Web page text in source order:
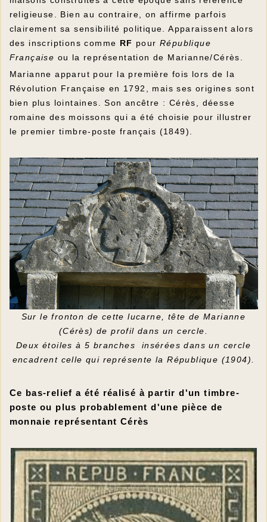
religieuse. Bien au contraire, on affirme parfois
clairement sa sensibilité politique. Apparaissent alors
des inscriptions comme RF pour République
Française ou la représentation de Marianne/Cérès.
Marianne apparut pour la première fois lors de la
Révolution Française en 1792, mais ses origines sont
bien plus lointaines. Son ancêtre : Cérès, déesse
romaine des moissons qui a été choisie pour illustrer
le premier timbre-poste français (1849).
Sur le fronton de cette lucarne, tête de Marianne
(Cérès) de profil dans un cercle.
Deux étoiles à 5 branches insérées dans un cercle
encadrent celle qui représente la République (1904).
Ce bas-relief a été réalisé à partir d'un timbre-
poste ou plus probablement d'une pièce de
monnaie représentant Cérès